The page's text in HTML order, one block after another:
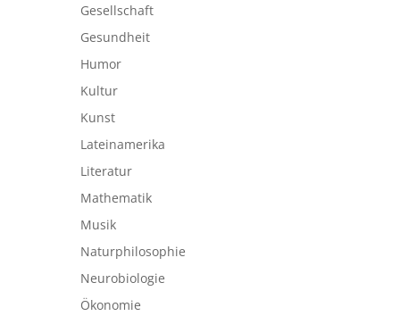
Gesellschaft
Gesundheit
Humor
Kultur
Kunst
Lateinamerika
Literatur
Mathematik
Musik
Naturphilosophie
Neurobiologie
Ökonomie